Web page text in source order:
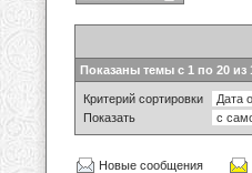
Показаны темы с 1 по 20 из
Критерий сортировки
Показать
Новые сообщения